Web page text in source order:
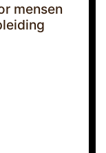
mensen